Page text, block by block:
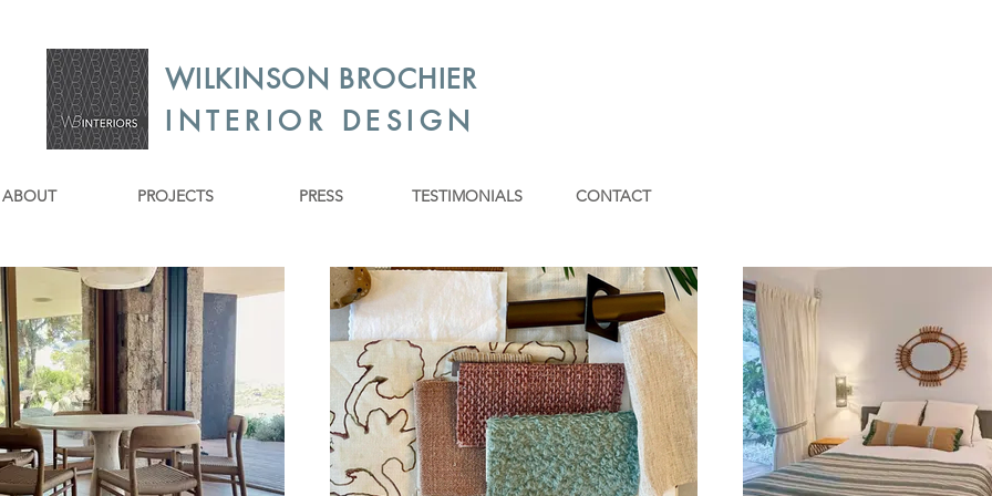
WILKINSON BROCHIER
INTERIOR DESIGN
ABOUT PROJECTS PRESS TESTIMONIALS CONTACT